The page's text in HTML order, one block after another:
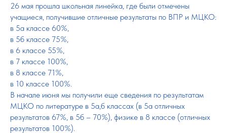
26 мая прошла школьная линейка, где были отмечены
учащиеся, получившие отличные результаты по ВПР и МЦКО:
в 5а классе 60%,
в 5б классе 75%,
в 6 классе 55%,
в 7 классе 100%,
в 8 классе 71%,
в 10 классе 100%.
В начале июня мы получили еще сведения по результатам
МЦКО по литературе в 5а,б классах (в 5а отличных
результатов 67%, в 5б – 70%), физике в 8 классе (отличных
результатов 100%).